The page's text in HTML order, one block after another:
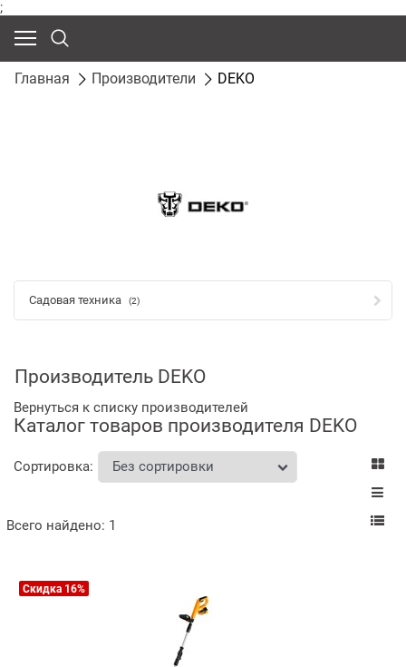
;
Главная Производители DEKO
Садовая техника (2)
Производитель DEKO
Вернуться к списку производителей
Каталог товаров производителя DEKO
Сортировка:
Всего найдено: 1
Скидка 16%